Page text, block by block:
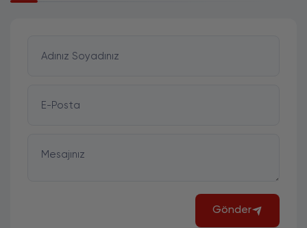
Adınız Soyadınız
E-Posta
Mesajınız
Gönder